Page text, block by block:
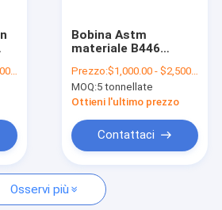
a caldo
Bobina Astm
materiale B446
dell'acciaio legato di
Monel 400 6063 3104
3003
Prezzo:$1,000.00 - $2,500.00/Tons
MOQ:5 tonnellate
Ottieni l'ultimo prezzo
Contattaci
Osservi più